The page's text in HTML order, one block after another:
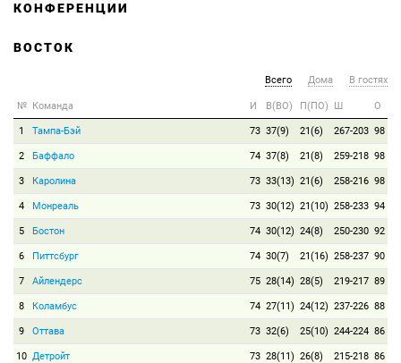
КОНФЕРЕНЦИИ
ВОСТОК
Всего Дома В гостях
№ Команда И В(ВО) П(ПО) Ш О
1 Тампа-Бэй 73 37(9) 21(6) 267-203 98
2 Баффало 74 37(8) 21(8) 259-218 98
3 Каролина 73 33(13) 21(6) 258-216 98
4 Монреаль 73 30(12) 21(10) 258-233 94
5 Бостон 74 30(12) 24(8) 250-230 92
6 Питтсбург 74 30(7) 21(16) 258-237 90
7 Айлендерс 75 28(14) 28(5) 219-217 89
8 Коламбус 74 27(11) 24(12) 237-226 88
9 Оттава 73 32(6) 25(10) 244-224 86
10 Детройт 73 28(11) 26(8) 215-218 86